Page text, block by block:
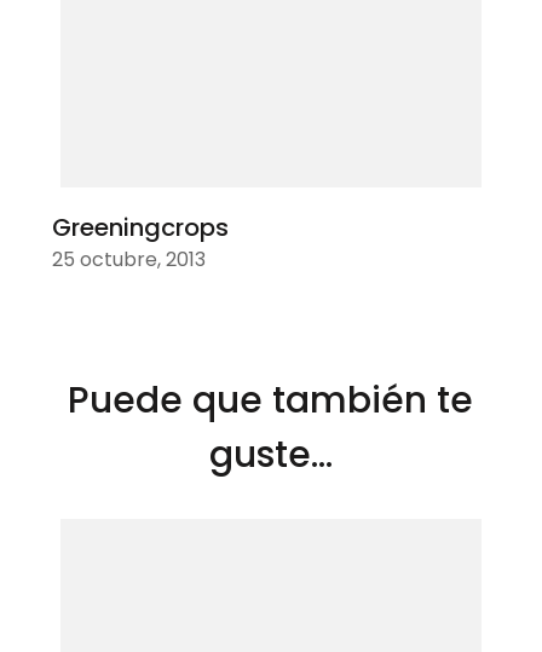
Greeningcrops
25 octubre, 2013
Puede que también te
guste...